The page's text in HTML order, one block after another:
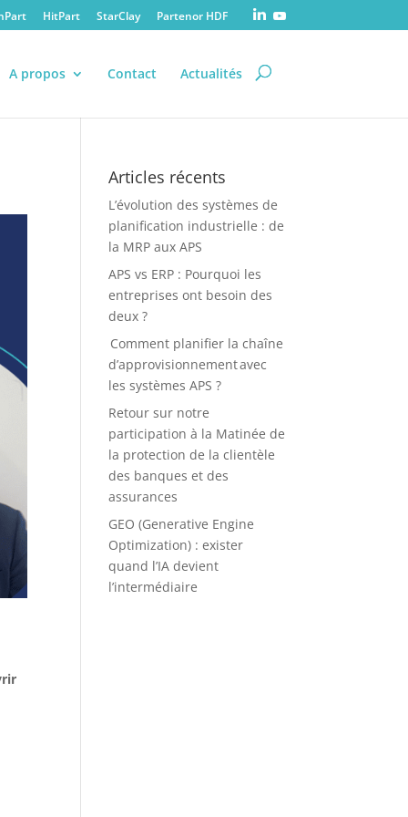
HitPart StarClay Partenor HDF
A propos Contact Actualités
Articles récents
L’évolution des systèmes de
planification industrielle : de
la MRP aux APS
APS vs ERP : Pourquoi les
entreprises ont besoin des
deux ?
Comment planifier la chaîne
d’approvisionnement avec
les systèmes APS ?
Retour sur notre
participation à la Matinée de
la protection de la clientèle
des banques et des
assurances
GEO (Generative Engine
Optimization) : exister
quand l’IA devient
l’intermédiaire